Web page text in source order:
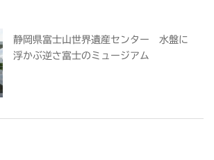
静岡県富士山世界遺産センター 水盤に
浮かぶ逆さ富士のミュージアム